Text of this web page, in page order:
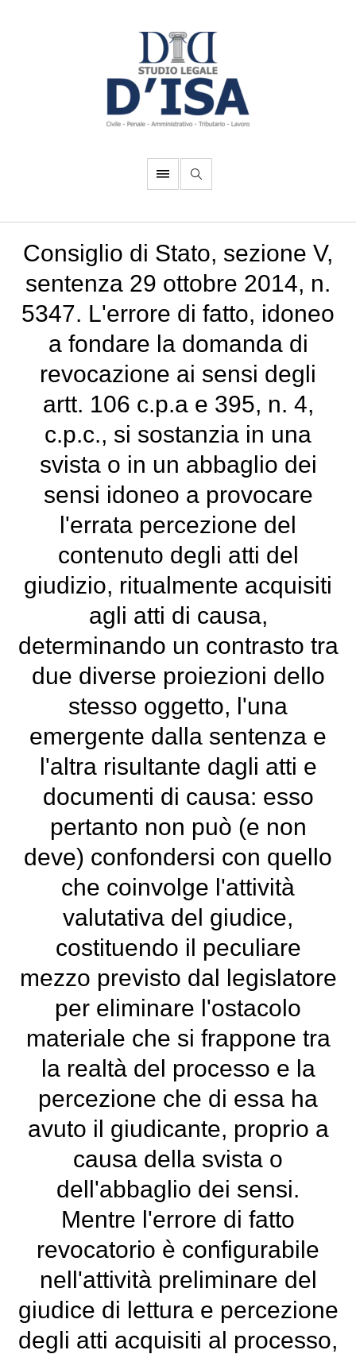
Consiglio di Stato, sezione V,
sentenza 29 ottobre 2014, n.
5347. L'errore di fatto, idoneo
a fondare la domanda di
revocazione ai sensi degli
artt. 106 c.p.a e 395, n. 4,
c.p.c., si sostanzia in una
svista o in un abbaglio dei
sensi idoneo a provocare
l'errata percezione del
contenuto degli atti del
giudizio, ritualmente acquisiti
agli atti di causa,
determinando un contrasto tra
due diverse proiezioni dello
stesso oggetto, l'una
emergente dalla sentenza e
l'altra risultante dagli atti e
documenti di causa: esso
pertanto non può (e non
deve) confondersi con quello
che coinvolge l'attività
valutativa del giudice,
costituendo il peculiare
mezzo previsto dal legislatore
per eliminare l'ostacolo
materiale che si frappone tra
la realtà del processo e la
percezione che di essa ha
avuto il giudicante, proprio a
causa della svista o
dell'abbaglio dei sensi.
Mentre l'errore di fatto
revocatorio è configurabile
nell'attività preliminare del
giudice di lettura e percezione
degli atti acquisiti al processo,